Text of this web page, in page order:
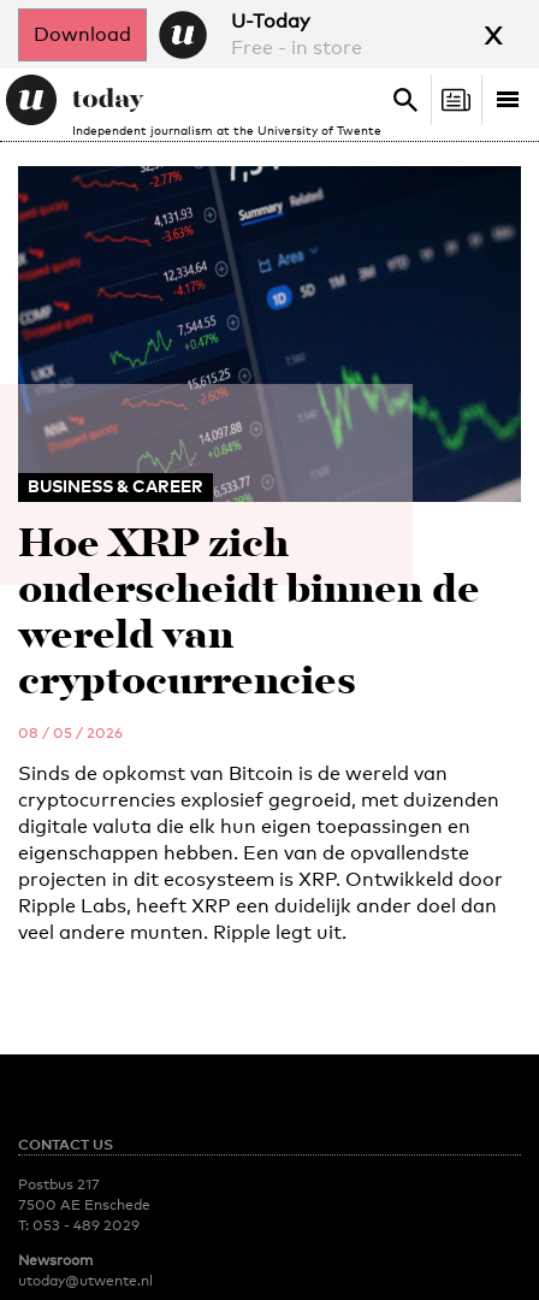
Download
U-Today
Free - in store
x
Independent journalism at the University of Twente
Search
Search
BUSINESS & CAREER
Hoe XRP zich
onderscheidt binnen de
wereld van
cryptocurrencies
08 / 05 / 2026
Sinds de opkomst van Bitcoin is de wereld van
cryptocurrencies explosief gegroeid, met duizenden
digitale valuta die elk hun eigen toepassingen en
eigenschappen hebben. Een van de opvallendste
projecten in dit ecosysteem is XRP. Ontwikkeld door
Ripple Labs, heeft XRP een duidelijk ander doel dan
veel andere munten. Ripple legt uit.
CONTACT US
Postbus 217
7500 AE Enschede
T: 053 - 489 2029
Newsroom
utoday@utwente.nl